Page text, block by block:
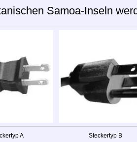
Samoa-Inseln
A Steckertyp B